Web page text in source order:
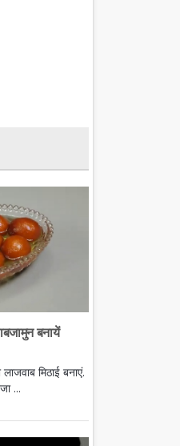
बनायें
मिठाई बनाएं.
...